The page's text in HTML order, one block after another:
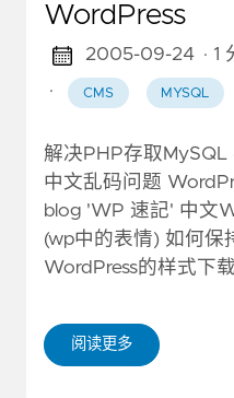
WordPress
2005-09-24 · 1
·
CMS MYSQL
解决PHP存取MySQL
中文乱码问题
blog 'WP 速記' 中文
(wp中的表情) 如何保
WordPress的样式下载
阅读更多